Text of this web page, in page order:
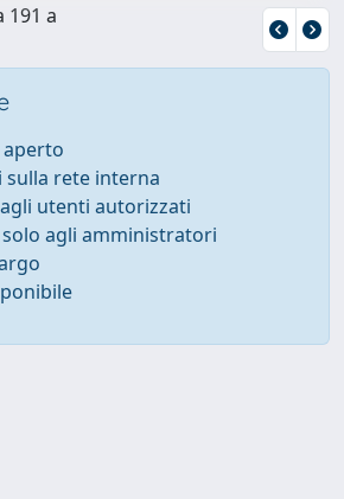
a
aperto
rete interna
utenti autorizzati
agli amministratori